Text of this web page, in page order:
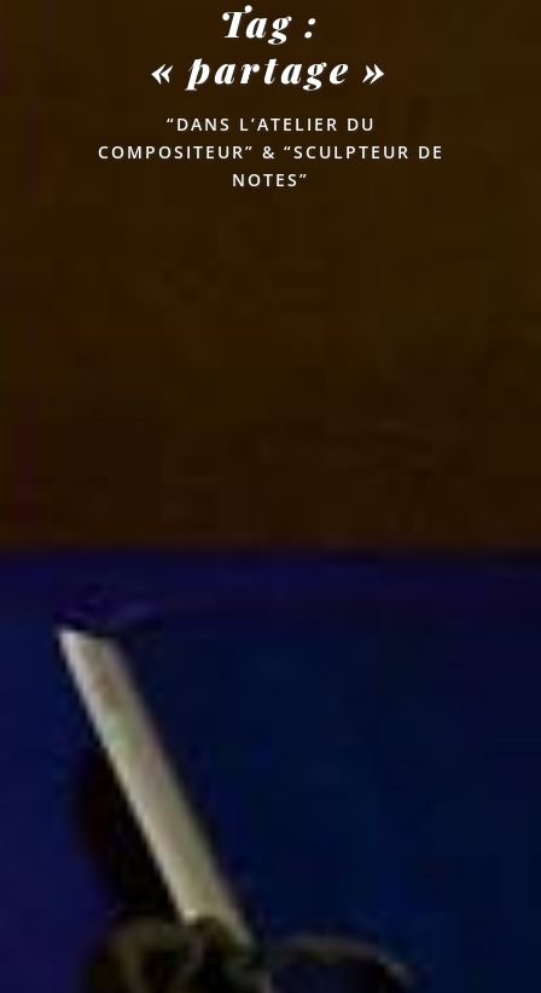
Tag :
« partage »
“DANS L’ATELIER DU
COMPOSITEUR” & “SCULPTEUR DE
NOTES”